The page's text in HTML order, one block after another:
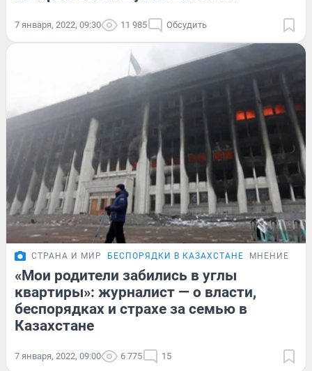
7 января, 2022, 09:30 11 985 Обсудить
СТРАНА И МИР БЕСПОРЯДКИ В КАЗАХСТАНЕ МНЕНИЕ
«Мои родители забились в углы
квартиры»: журналист — о власти,
беспорядках и страхе за семью в
Казахстане
7 января, 2022, 09:00 6 775 15